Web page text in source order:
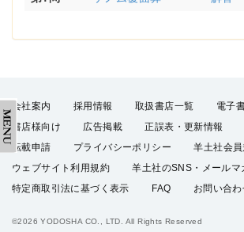
会社案内 採用情報 取扱書店一覧
電子
書店様向け
広告掲載 正誤表・更新情報
転載申請
プライバシーポリシー
羊土社会
ウェブサイト利用規約
羊土社のSNS・メールマ
特定商取引法に基づく表示
FAQ お問い合わ
©2026 YODOSHA CO., LTD. All Rights Reserved